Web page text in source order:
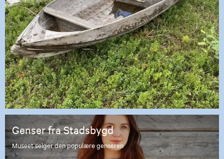
Genser fra Stadsbygd
Museet selger den populære genseren